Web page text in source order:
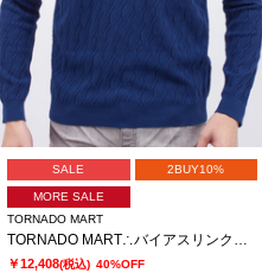
SALE 2BUY10%
MORE SALE
TORNADO MART
TORNADO MART∴バイアスリンクスＶネックＫＮ
￥12,408(税込) 40%OFF